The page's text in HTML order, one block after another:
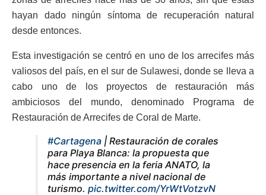
hayan dado ningún síntoma de recuperación natural
desde entonces.
Esta investigación se centró en uno de los arrecifes más
valiosos del país, en el sur de Sulawesi, donde se lleva a
cabo uno de los proyectos de restauración más
ambiciosos del mundo, denominado Programa de
Restauración de Arrecifes de Coral de Marte.
#Cartagena | Restauración de corales
para Playa Blanca: la propuesta que
hace presencia en la feria ANATO, la
más importante a nivel nacional de
turismo. pic.twitter.com/YrWtVotzvN